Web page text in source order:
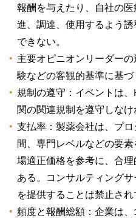
報酬を与えたり、自社の
進、調達、使用するよう
できない。
主要オピニオンリーダー
験などの客観的基準に基づ
規制の遵守：イベントは
関の関連規制を遵守しなけ
支払率：製薬会社は、プ
間、専門レベルなどの要
場適正価格を参考に、合
ある。コンサルティング
を提供することは禁止され
頻度と報酬総額：企業は